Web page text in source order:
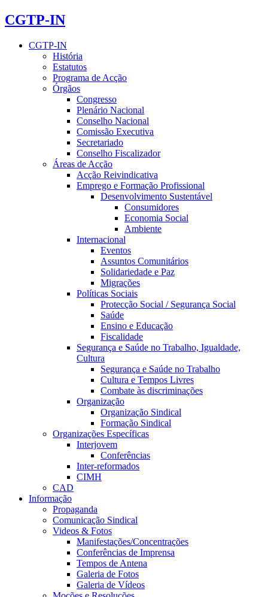
CGTP-IN
CGTP-IN
História
Estatutos
Programa de Acção
Órgãos
Congresso
Plenário Nacional
Conselho Nacional
Comissão Executiva
Secretariado
Conselho Fiscalizador
Áreas de Acção
Acção Reivindicativa
Emprego e Formação Profissional
Desenvolvimento Sustentável
Consumidores
Economia Social
Ambiente
Internacional
Eventos
Assuntos Comunitários
Solidariedade e Paz
Migrações
Políticas Sociais
Protecção Social / Segurança Social
Saúde
Ensino e Educação
Fiscalidade
Segurança e Saúde no Trabalho, Igualdade,
Cultura
Segurança e Saúde no Trabalho
Cultura e Tempos Livres
Combate às discriminações
Organização
Organização Sindical
Formação Sindical
Organizações Específicas
Interjovem
Conferências
Inter-reformados
CIMH
CAD
Informação
Propaganda
Comunicação Sindical
Videos & Fotos
Manifestações/Concentrações
Conferências de Imprensa
Tempos de Antena
Galeria de Fotos
Galeria de Vídeos